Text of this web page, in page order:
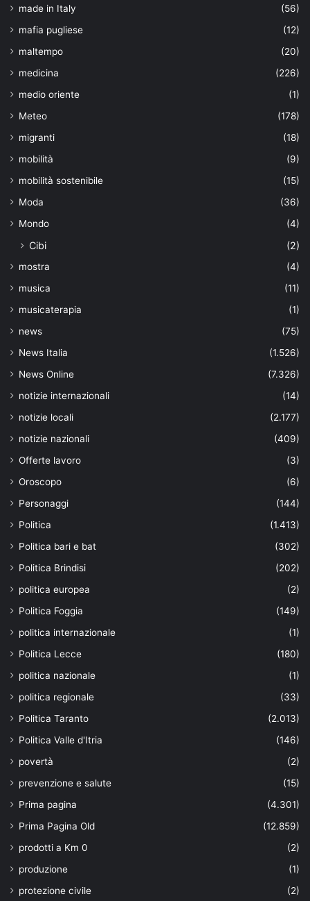
made in Italy
(56)
mafia pugliese
(12)
maltempo
(20)
medicina
(226)
medio oriente
(1)
Meteo
(178)
migranti
(18)
mobilità
(9)
mobilità sostenibile
(15)
Moda
(36)
Mondo
(4)
Cibi (2)
mostra
(4)
musica
(11)
musicaterapia
(1)
news
(75)
News Italia
(1.526)
News Online
(7.326)
notizie internazionali
(14)
notizie locali
(2.177)
notizie nazionali
(409)
Offerte lavoro
(3)
Oroscopo
(6)
Personaggi
(144)
Politica
(1.413)
Politica bari e bat
(302)
Politica Brindisi
(202)
politica europea
(2)
Politica Foggia
(149)
politica internazionale
(1)
Politica Lecce
(180)
politica nazionale
(1)
politica regionale
(33)
Politica Taranto
(2.013)
Politica Valle d'Itria
(146)
povertà
(2)
prevenzione e salute
(15)
Prima pagina
(4.301)
Prima Pagina Old
(12.859)
prodotti a Km 0
(2)
produzione
(1)
protezione civile
(2)